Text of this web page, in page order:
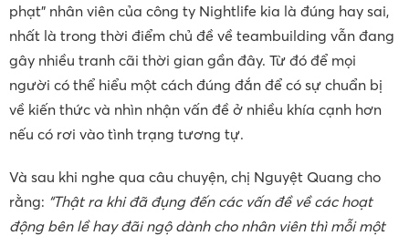
phạt” nhân viên của công ty Nightlife kia là đúng hay sai,
nhất là trong thời điểm chủ đề về teambuilding vẫn đang
gây nhiều tranh cãi thời gian gần đây. Từ đó để mọi
người có thể hiểu một cách đúng đắn để có sự chuẩn bị
về kiến thức và nhìn nhận vấn đề ở nhiều khía cạnh hơn
nếu có rơi vào tình trạng tương tự.
Và sau khi nghe qua câu chuyện, chị Nguyệt Quang cho
rằng: “Thật ra khi đã đụng đến các vấn đề về các hoạt
động bên lề hay đãi ngộ dành cho nhân viên thì mỗi một